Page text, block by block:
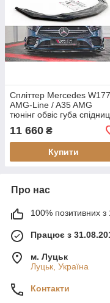
Спліттер Mercedes W177
AMG-Line / A35 AMG
тюнінг обвіс губа
11 660 ₴
Купити
Про нас
100% позитивних з
Працює з
м. Луцьк
Луцьк, Україна
Контакти